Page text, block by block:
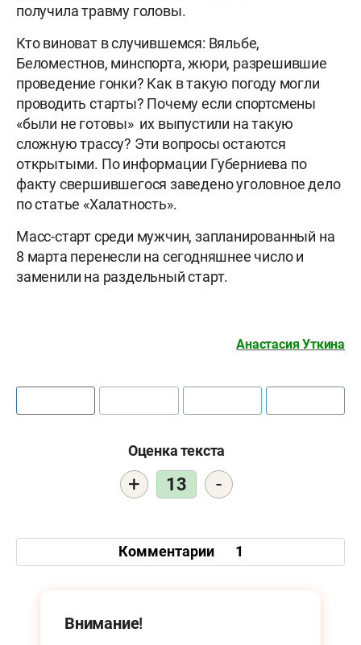
получила травму головы.
Кто виноват в случившемся: Вяльбе,
Беломестнов, минспорта, жюри, разрешившие
проведение гонки? Как в такую погоду могли
проводить старты? Почему если спортсмены
«были не готовы» их выпустили на такую
сложную трассу? Эти вопросы остаются
открытыми. По информации Губерниева по
факту свершившегося заведено уголовное дело
по статье «Халатность».
Масс-старт среди мужчин, запланированный на
8 марта перенесли на сегодняшнее число и
заменили на раздельный старт.
Анастасия Уткина
Оценка текста
+ 13 -
Комментарии 1
Внимание!